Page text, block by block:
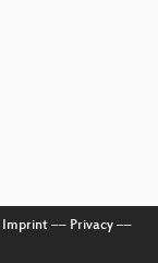
Imprint–– Privacy––